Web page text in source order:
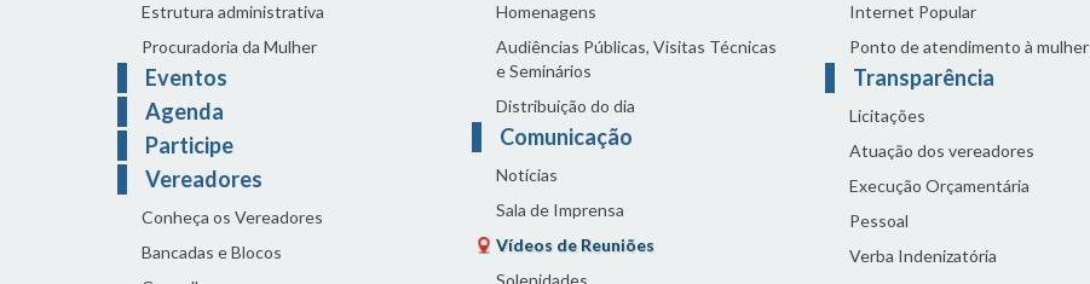
Estrutura administrativa
Procuradoria da Mulher
Eventos
Agenda
Participe
Vereadores
Conheça os Vereadores
Bancadas e Blocos
Homenagens
Audiências Públicas, Visitas Técnicas
e Seminários
Distribuição do dia
Comunicação
Notícias
Sala de Imprensa
Vídeos de Reuniões
Solenidades
Internet Popular
Ponto de atendimento à mulher
Transparência
Licitações
Atuação dos vereadores
Execução Orçamentária
Pessoal
Verba Indenizatória